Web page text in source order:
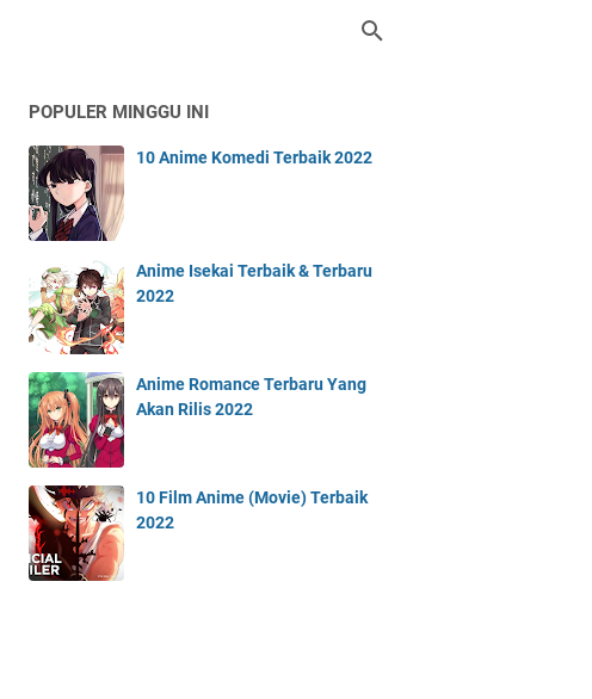
POPULER MINGGU INI
10 Anime Komedi Terbaik 2022
Anime Isekai Terbaik & Terbaru
2022
Anime Romance Terbaru Yang
Akan Rilis 2022
10 Film Anime (Movie) Terbaik
2022